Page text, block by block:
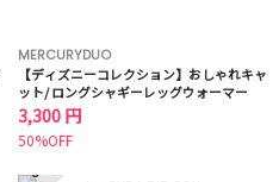
MERCURYDUO
【ディズニーコレクション】おしゃれキャ
ット/ ロングシャギーレッグウォーマー
3,300 円
50%OFF
8